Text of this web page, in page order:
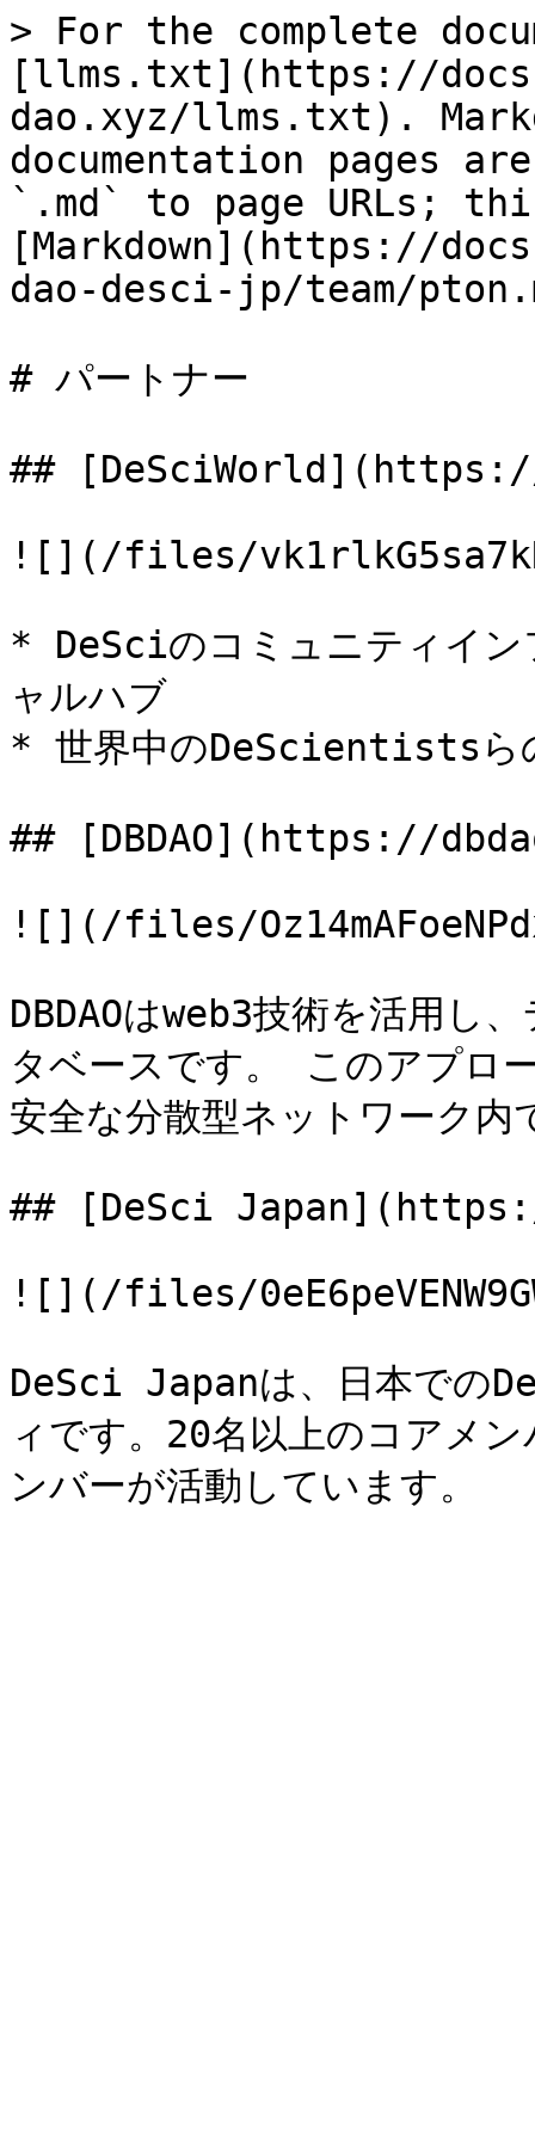
> For the complete
[llms.txt](https://
dao.xyz/llms.txt).
documentation pages
`.md` to page URLs;
[Markdown](https://
dao-desci-jp/team/
# パートナー
##
![](/files/
* DeSciのコミュニティイン
ャルハブ
* 世界中のDeScientistsら
## [DBDAO](https://
![](/files/
DBDAOはweb3技術を活用し
タベースです。 このアプロ
安全な分散型ネットワーク
## [DeSci
![](/files/
DeSci Japanは、日本での
ィです。20名以上のコアメ